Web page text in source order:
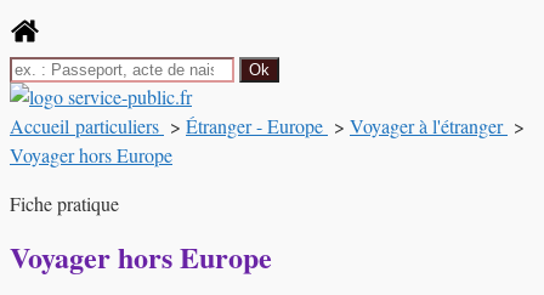
Accueil particuliers > Étranger - Europe > Voyager à l'étranger >
Voyager hors Europe
Fiche pratique
Voyager hors Europe